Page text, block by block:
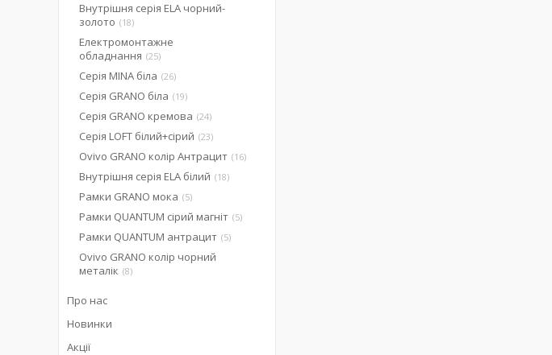
Внутрішня серія ELA чорний-
золото
18
Електромонтажне
обладнання 25
Серія MINA біла 26
Серія GRANO біла 19
Серія GRANO кремова 24
Серія LOFT білий+сірий 23
Ovivo GRANO колір Антрацит 16
Внутрішня серія ELA білий 18
Рамки GRANO мока 5
Рамки QUANTUM сірий магніт 5
Рамки QUANTUM антрацит 5
Ovivo GRANO колір чорний
металік 8
Про нас
Новинки
Акції